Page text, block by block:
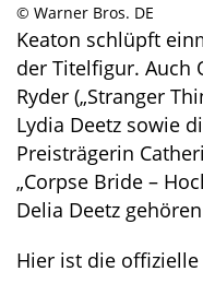
© Warner Bros. DE
Keaton schlüpft
der Titelfigur. Auch
Ryder („Stranger
Lydia Deetz sowie
Preisträgerin
„Corpse Bride –
Delia Deetz
Hier ist die